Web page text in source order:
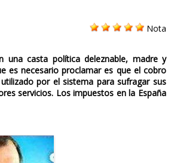
Nota
casta política deleznable, madre y
es necesario proclamar es que el cobro
por el sistema para sufragar sus
servicios. Los impuestos en la España